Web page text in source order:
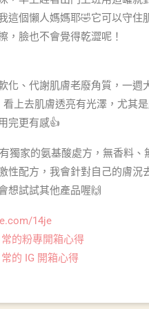
這個懶人媽媽耶🤣它可以守住
，臉也不會覺得乾澀呢！
化、代謝肌膚老廢角質，一週
上去肌膚透亮有光澤，尤其
完更有感👍
獨家的氨基酸處方，無香料、
性配方，我會針對自己的膚況
想試試其他產品喔🙌
14je
的粉專開箱心得
的 IG 開箱心得